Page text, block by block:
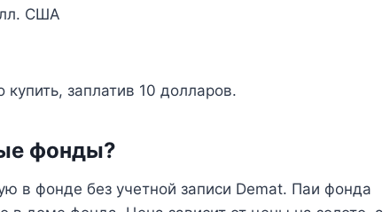
США
заплатив 10 долларов.
фонды?
в фонде без учетной записи Demat. Паи фонда